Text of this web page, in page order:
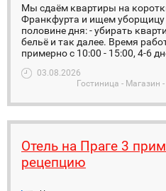
Мы сдаём квартиры на
Франкфурта и ищем уборщицу
половине дня: - убирать
бельё и так далее. Время
примерно с 10:00 - 15:00, 4-6
03.08.2026
Гостиница - Магазин
Отель на Праге 3
рецепцию